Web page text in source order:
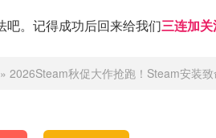
。记得成功后回来给我们三连加关
» 2026Steam秋促大作抢跑！Steam安装致